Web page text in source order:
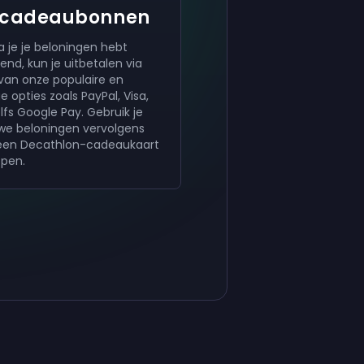
cadeaubonnen
je je beloningen hebt
kun je uitbetalen via
onze populaire en
opties zoals PayPal, Visa,
Google Pay. Gebruik je
beloningen vervolgens
Decathlon-cadeaukaart